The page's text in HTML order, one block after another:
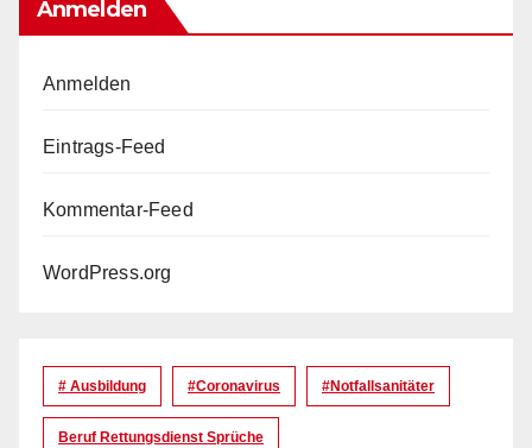
Anmelden
Anmelden
Eintrags-Feed
Kommentar-Feed
WordPress.org
# Ausbildung #coronavirus #Notfallsanitäter
Beruf Rettungsdienst Sprüche